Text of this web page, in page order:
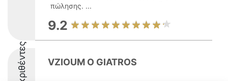
πώλησης. ...
9.2
Διακριθέντες VZIOUM O GIATROS